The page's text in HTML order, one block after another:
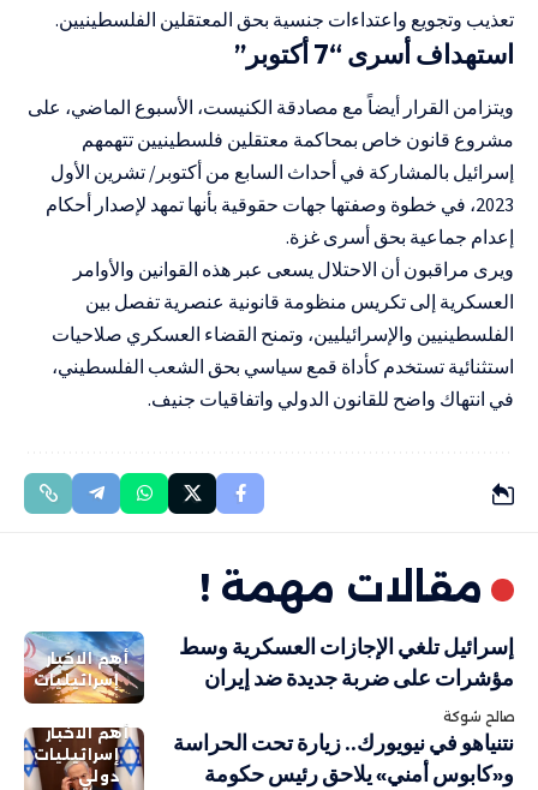
تعذيب وتجويع واعتداءات جنسية بحق المعتقلين الفلسطينيين.
استهداف أسرى “7 أكتوبر”
ويتزامن القرار أيضاً مع مصادقة الكنيست، الأسبوع الماضي، على
مشروع قانون خاص بمحاكمة معتقلين فلسطينيين تتهمهم
إسرائيل بالمشاركة في أحداث السابع من أكتوبر/ تشرين الأول
2023، في خطوة وصفتها جهات حقوقية بأنها تمهد لإصدار أحكام
إعدام جماعية بحق أسرى غزة.
ويرى مراقبون أن الاحتلال يسعى عبر هذه القوانين والأوامر
العسكرية إلى تكريس منظومة قانونية عنصرية تفصل بين
الفلسطينيين والإسرائيليين، وتمنح القضاء العسكري صلاحيات
استثنائية تستخدم كأداة قمع سياسي بحق الشعب الفلسطيني،
في انتهاك واضح للقانون الدولي واتفاقيات جنيف.
مقالات مهمة !
أهم الاخبار
إسرائيليات
إسرائيل تلغي الإجازات العسكرية وسط
مؤشرات على ضربة جديدة ضد إيران
صالح شوكة
أهم الاخبار
إسرائيليات
دولي
نتنياهو في نيويورك.. زيارة تحت الحراسة
و«كابوس أمني» يلاحق رئيس حكومة